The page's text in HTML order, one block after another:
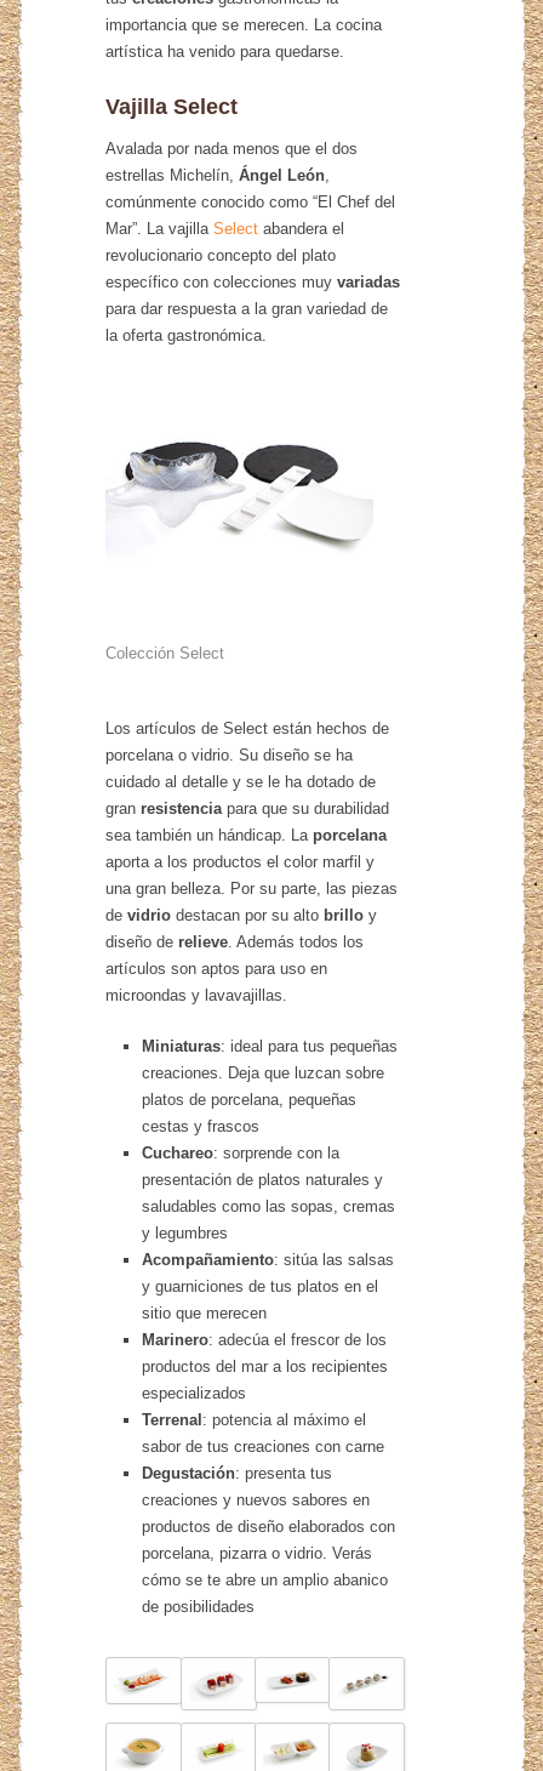
importancia que se merecen. La cocina
artística ha venido para quedarse.
Vajilla Select
Avalada por nada menos que el dos
estrellas Michelín,Ángel León
comúnmente conocido como “El Chef del
Mar”. La vajillaSelect abandera el
revolucionario concepto del plato
específico con colecciones muyvariadas
para dar respuesta a la gran variedad de
la oferta gastronómica.
Colección Select
Los artículos de Select están hechos de
porcelana o vidrio. Su diseño se ha
cuidado al detalle y se le ha dotado de
gran resistenciapara que su durabilidad
sea también un hándicap. La porcelana
aporta a los productos el color marfil y
una gran belleza. Por su parte, las piezas
devidrio destacan por su alto brillo y
diseño de relieve. Además todos los
artículos son aptos para uso en
microondas y lavavajillas.
Miniaturas: ideal para tus pequeñas
creaciones. Deja que luzcan sobre
platos de porcelana, pequeñas
cestas y frascos
Cuchareo: sorprende con la
presentación de platos naturales y
saludables como las sopas, cremas
y legumbres
Acompañamiento: sitúa las salsas
y guarniciones de tus platos en el
sitio que merecen
Marinero: adecúa el frescor de los
productos del mar a los recipientes
especializados
Terrenal : potencia al máximo el
sabor de tus creaciones con carne
Degustación: presenta tus
creaciones y nuevos sabores en
productos de diseño elaborados con
porcelana, pizarra o vidrio. Verás
cómo se te abre un amplio abanico
de posibilidades